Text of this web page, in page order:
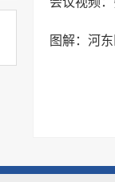
图解：河